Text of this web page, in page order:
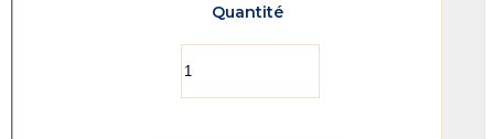
Quantité